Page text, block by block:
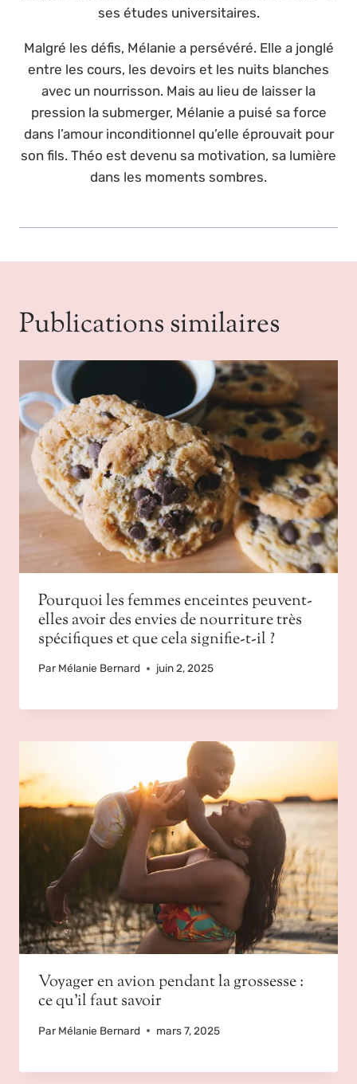
ses études universitaires.
Malgré les défis, Mélanie a persévéré. Elle a jonglé
entre les cours, les devoirs et les nuits blanches
avec un nourrisson. Mais au lieu de laisser la
pression la submerger, Mélanie a puisé sa force
dans l’amour inconditionnel qu’elle éprouvait pour
son fils. Théo est devenu sa motivation, sa lumière
dans les moments sombres.
Publications similaires
Pourquoi les femmes enceintes peuvent-
elles avoir des envies de nourriture très
spécifiques et que cela signifie-t-il ?
Par Mélanie Bernard juin 2, 2025
Voyager en avion pendant la grossesse :
ce qu’il faut savoir
Par Mélanie Bernard mars 7, 2025